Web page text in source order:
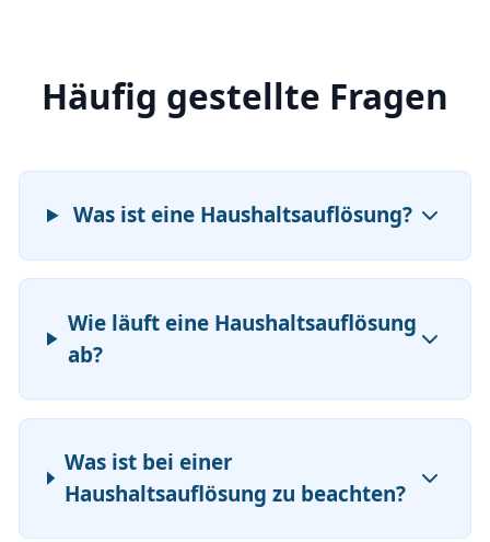
Häufig gestellte Fragen
Was ist eine Haushaltsauflösung?
Wie läuft eine Haushaltsauflösung
ab?
Was ist bei einer
Haushaltsauflösung zu beachten?